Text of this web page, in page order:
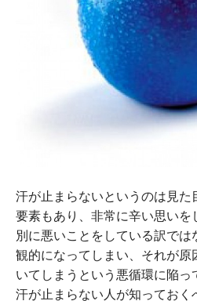
汗が止まらないというのは見た
要素もあり、非常に辛い思いを
別に悪いことをしている訳で
観的になってしまい、それが原
いてしまうという悪循環に陥っ
汗が止まらない人が知っておく